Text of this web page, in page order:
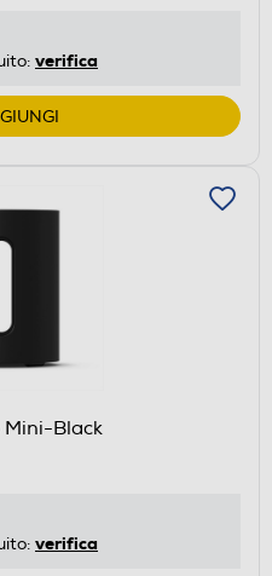
verifica
Black
verifica